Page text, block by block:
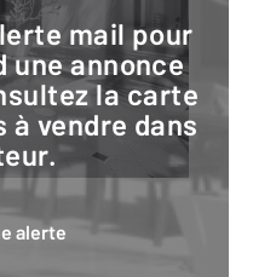
une annonce
la carte
à vendre dans
alerte